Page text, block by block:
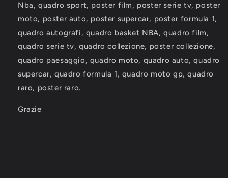
Nba, quadro sport, poster film, poster serie tv, poster
moto, poster auto, poster supercar, poster formula 1,
quadro autografi, quadro basket NBA, quadro film,
quadro serie tv, quadro collezione, poster collezione,
quadro paesaggio, quadro moto, quadro auto, quadro
supercar, quadro formula 1, quadro moto gp, quadro
raro, poster raro.
Grazie